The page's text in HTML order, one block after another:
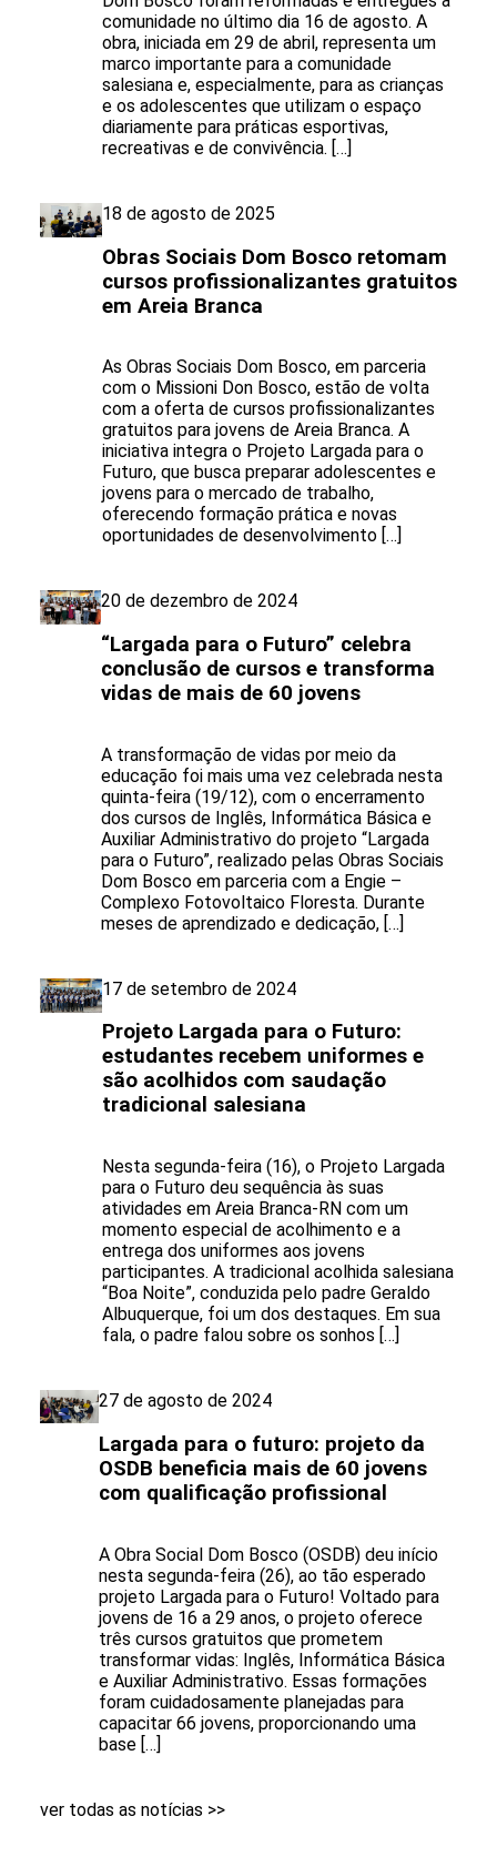
comunidade no último dia 16 de agosto. A
obra, iniciada em 29 de abril, representa um
marco importante para a comunidade
salesiana e, especialmente, para as crianças
e os adolescentes que utilizam o espaço
diariamente para práticas esportivas,
recreativas e de convivência. […]
18 de agosto de 2025
Obras Sociais Dom Bosco retomam
cursos profissionalizantes gratuitos
em Areia Branca
As Obras Sociais Dom Bosco, em parceria
com o Missioni Don Bosco, estão de volta
com a oferta de cursos profissionalizantes
gratuitos para jovens de Areia Branca. A
iniciativa integra o Projeto Largada para o
Futuro, que busca preparar adolescentes e
jovens para o mercado de trabalho,
oferecendo formação prática e novas
oportunidades de desenvolvimento […]
20 de dezembro de 2024
“Largada para o Futuro” celebra
conclusão de cursos e transforma
vidas de mais de 60 jovens
A transformação de vidas por meio da
educação foi mais uma vez celebrada nesta
quinta-feira (19/12), com o encerramento
dos cursos de Inglês, Informática Básica e
Auxiliar Administrativo do projeto “Largada
para o Futuro”, realizado pelas Obras Sociais
Dom Bosco em parceria com a Engie –
Complexo Fotovoltaico Floresta. Durante
meses de aprendizado e dedicação, […]
17 de setembro de 2024
Projeto Largada para o Futuro:
estudantes recebem uniformes e
são acolhidos com saudação
tradicional salesiana
Nesta segunda-feira (16), o Projeto Largada
para o Futuro deu sequência às suas
atividades em Areia Branca-RN com um
momento especial de acolhimento e a
entrega dos uniformes aos jovens
participantes. A tradicional acolhida salesiana
“Boa Noite”, conduzida pelo padre Geraldo
Albuquerque, foi um dos destaques. Em sua
fala, o padre falou sobre os sonhos […]
27 de agosto de 2024
Largada para o futuro: projeto da
OSDB beneficia mais de 60 jovens
com qualificação profissional
A Obra Social Dom Bosco (OSDB) deu início
nesta segunda-feira (26), ao tão esperado
projeto Largada para o Futuro! Voltado para
jovens de 16 a 29 anos, o projeto oferece
três cursos gratuitos que prometem
transformar vidas: Inglês, Informática Básica
e Auxiliar Administrativo. Essas formações
foram cuidadosamente planejadas para
capacitar 66 jovens, proporcionando uma
base […]
ver todas as notícias >>